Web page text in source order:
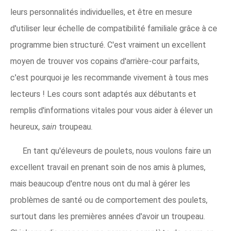
leurs personnalités individuelles, et être en mesure
d'utiliser leur échelle de compatibilité familiale grâce à ce
programme bien structuré. C'est vraiment un excellent
moyen de trouver vos copains d'arrière-cour parfaits,
c'est pourquoi je les recommande vivement à tous mes
lecteurs ! Les cours sont adaptés aux débutants et
remplis d'informations vitales pour vous aider à élever un
heureux, sain troupeau.
En tant qu'éleveurs de poulets, nous voulons faire un
excellent travail en prenant soin de nos amis à plumes,
mais beaucoup d'entre nous ont du mal à gérer les
problèmes de santé ou de comportement des poulets,
surtout dans les premières années d'avoir un troupeau.